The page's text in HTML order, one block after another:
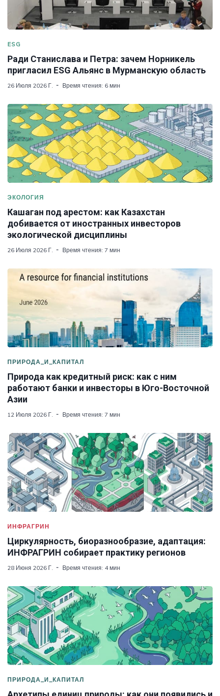
ESG
Ради Станислава и Петра: зачем Норникель
пригласил ESG Альянс в Мурманскую область
26 Июля 2026 Г. Время чтения: 6 мин
ЭКОЛОГИЯ
Кашаган под арестом: как Казахстан
добивается от иностранных инвесторов
экологической дисциплины
26 Июля 2026 Г. Время чтения: 7 мин
ПРИРОДА_И_КАПИТАЛ
Природа как кредитный риск: как с ним
работают банки и инвесторы в Юго-Восточной
Азии
12 Июля 2026 Г. Время чтения: 7 мин
ИНФРАГРИН
Циркулярность, биоразнообразие, адаптация:
ИНФРАГРИН собирает практику регионов
28 Июня 2026 Г. Время чтения: 4 мин
ПРИРОДА_И_КАПИТАЛ